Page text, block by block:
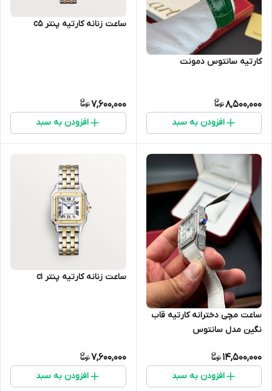
کارتیه سانتوس دمونت
8,500,000
افزودن به سبد
ساعت زنانه کارتیه پنتر c5
7,600,000
افزودن به سبد
ساعت مچی دخترانه کارتیه قاب
نگین مدل سانتوس
14,500,000
افزودن به سبد
ساعت زنانه کارتیه پنتر c1
7,600,000
افزودن به سبد